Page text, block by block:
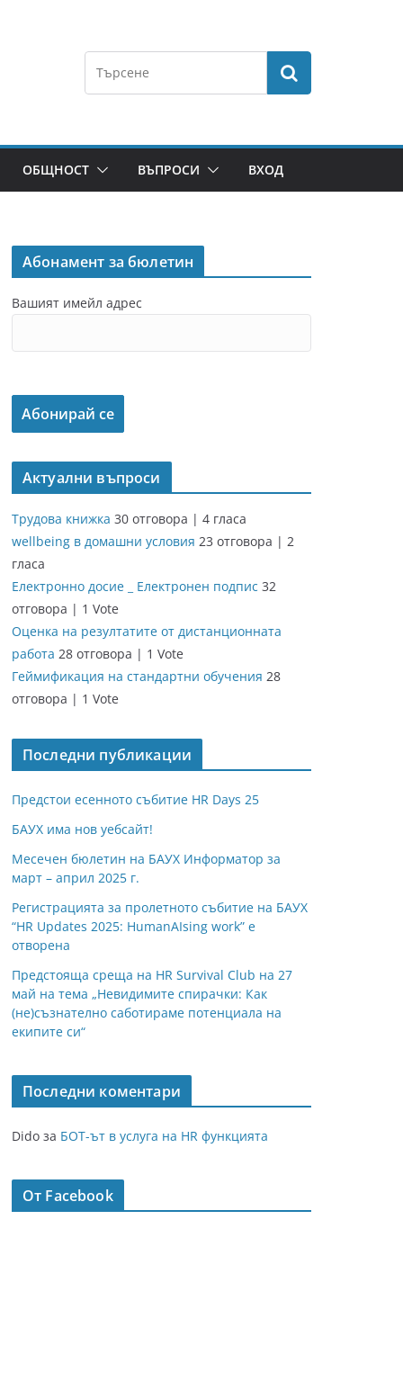
ОБЩНОСТ ВЪПРОСИ ВХОД
Абонамент за бюлетин
Вашият имейл адрес
Актуални въпроси
Трудова книжка 30 отговора | 4 гласа
wellbeing в домашни условия 23 отговора | 2
гласа
Електронно досие _ Електронен подпис 32
отговора | 1 Vote
Оценка на резултатите от дистанционната
работа 28 отговора | 1 Vote
Геймификация на стандартни обучения 28
отговора | 1 Vote
Последни публикации
Предстои есенното събитие HR Days 25
БАУХ има нов уебсайт!
Месечен бюлетин на БАУХ Информатор за
март – април 2025 г.
Регистрацията за пролетното събитие на БАУХ
“HR Updates 2025: HumanAIsing work” е
отворена
Предстояща среща на HR Survival Club на 27
май на тема „Невидимите спирачки: Как
(не)съзнателно саботираме потенциала на
екипите си“
Последни коментари
Dido за БОТ-ът в услуга на HR функцията
От Facebook